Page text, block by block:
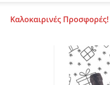
Καλοκαιρινές Προσφορές!